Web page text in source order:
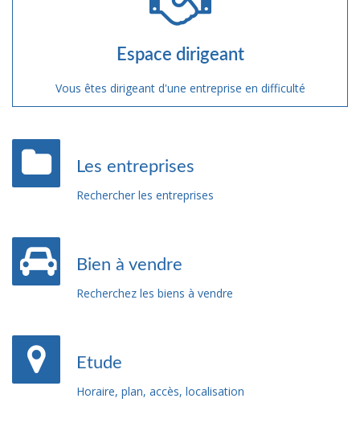
Espace dirigeant
Vous êtes dirigeant d'une entreprise en difficulté
Les entreprises
Rechercher les entreprises
Bien à vendre
Recherchez les biens à vendre
Etude
Horaire, plan, accès, localisation